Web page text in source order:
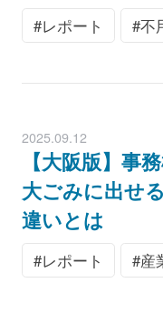
レポート 不
2025.09.12
【大阪版】事
大ごみに出せ
違いとは
レポート 産